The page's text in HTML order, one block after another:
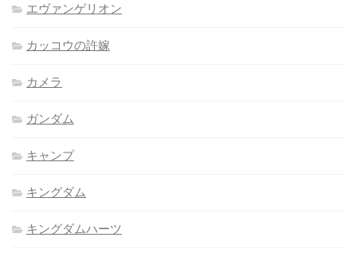
エヴァンゲリオン
カッコウの許嫁
カメラ
ガンダム
キャンプ
キングダム
キングダムハーツ